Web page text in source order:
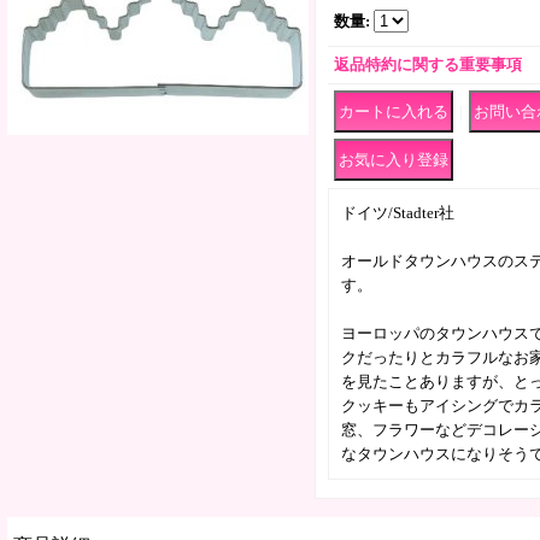
数量:
返品特約に関する重要事項
ドイツ/Stadter社
オールドタウンハウスのス
す。
ヨーロッパのタウンハウス
クだったりとカラフルなお
を見たことありますが、と
クッキーもアイシングでカ
窓、フラワーなどデコレー
なタウンハウスになりそう